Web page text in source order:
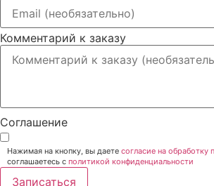
Комментарий к заказу
Соглашение
Нажимая на кнопку, вы даете согласие на обработку
соглашаетесь c политикой конфиденциальности
Записаться